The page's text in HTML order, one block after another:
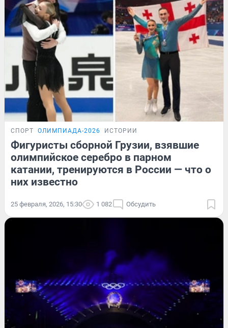
СПОРТ ОЛИМПИАДА-2026 ИСТОРИИ
Фигуристы сборной Грузии, взявшие
олимпийское серебро в парном
катании, тренируются в России — что о
них известно
25 февраля, 2026, 15:30 1 082 Обсудить